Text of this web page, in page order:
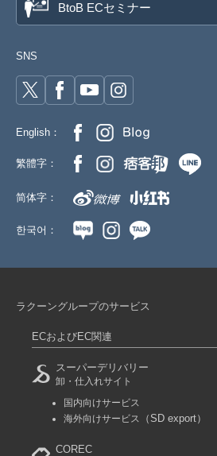
BtoB ECセミナー
SNS
English：
繁體字：
简体字：
한국어：
ラクーングループのサービス
ECおよびEC関連
スーパーデリバリー
卸・仕入れサイト
国内向けサービス
海外向けサービス
（SD export）
COREC